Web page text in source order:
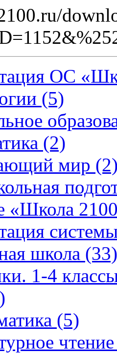
ОС
(5)
(2)
мир
«Школа
школа (33)
1-4
(5)